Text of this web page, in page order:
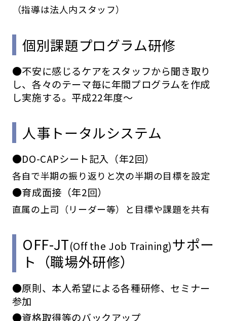
（指導は法人内スタッフ）
個別課題プログラム研修
●不安に感じるケアをスタッフから聞き取り
し、各々のテーマ毎に年間プログラムを作成
し実施する。平成22年度〜
人事トータルシステム
●DO-CAPシート記入（年2回）
各自で半期の振り返りと次の半期の目標を設定
●育成面接（年2回）
直属の上司（リーダー等）と目標や課題を共有
OFF-JT(Off the Job Training)サポー
ト（職場外研修）
●原則、本人希望による各種研修、セミナー
参加
●資格取得等のバックアップ